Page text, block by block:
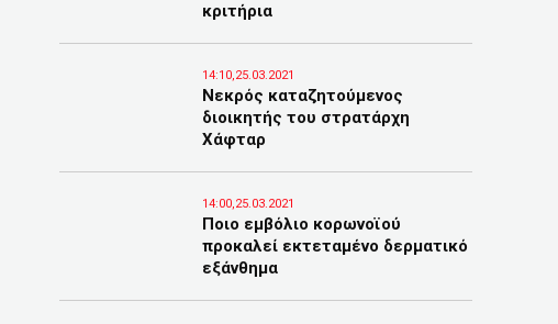
κριτήρια
14:10,25.03.2021
Νεκρός καταζητούμενος
διοικητής του στρατάρχη
Χάφταρ
14:00,25.03.2021
Ποιο εμβόλιο κορωνοϊού
προκαλεί εκτεταμένο δερματικό
εξάνθημα